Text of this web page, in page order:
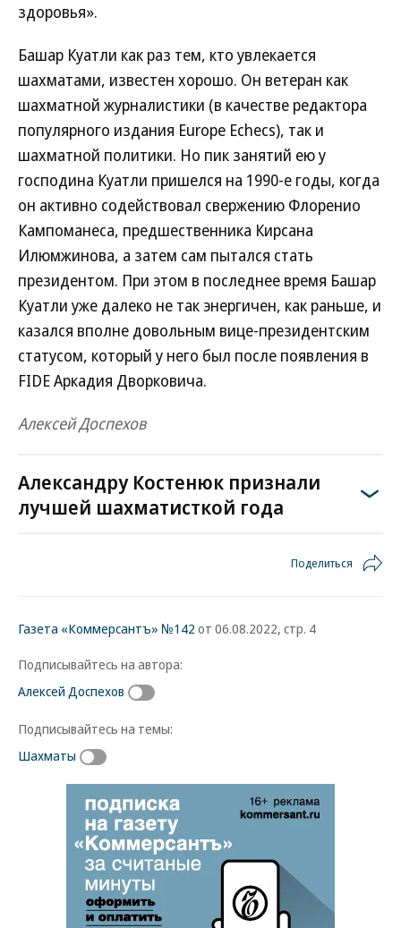
здоровья».
Башар Куатли как раз тем, кто увлекается
шахматами, известен хорошо. Он ветеран как
шахматной журналистики (в качестве редактора
популярного издания Europe Echecs), так и
шахматной политики. Но пик занятий ею у
господина Куатли пришелся на 1990-е годы, когда
он активно содействовал свержению Флоренио
Кампоманеса, предшественника Кирсана
Илюмжинова, а затем сам пытался стать
президентом. При этом в последнее время Башар
Куатли уже далеко не так энергичен, как раньше, и
казался вполне довольным вице-президентским
статусом, который у него был после появления в
FIDE Аркадия Дворковича.
Алексей Доспехов
Александру Костенюк признали
лучшей шахматисткой года
Поделиться
Газета «Коммерсантъ» №142 от 06.08.2022, стр. 4
Подписывайтесь на автора:
Алексей Доспехов
Подписывайтесь на темы:
Шахматы